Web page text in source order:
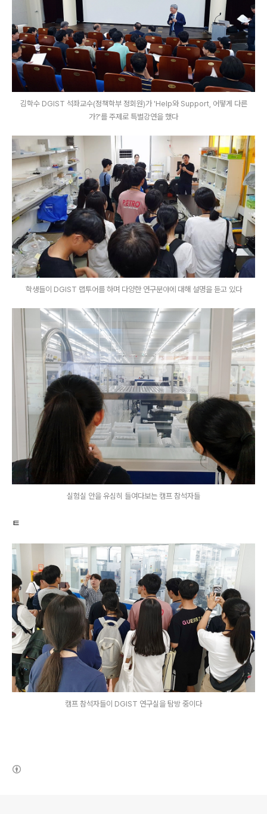
김학수 DGIST 석좌교수(정책학부 정회원)가 'Help와 Support, 어떻게 다른
가?'를 주제로 특별강연을 했다
학생들이 DGIST 랩투어를 하며 다양한 연구분야에 대해 설명을 듣고 있다
실험실 안을 유심히 들여다보는 캠프 참석자들
ㅌ
캠프 참석자들이 DGIST 연구실을 탐방 중이다